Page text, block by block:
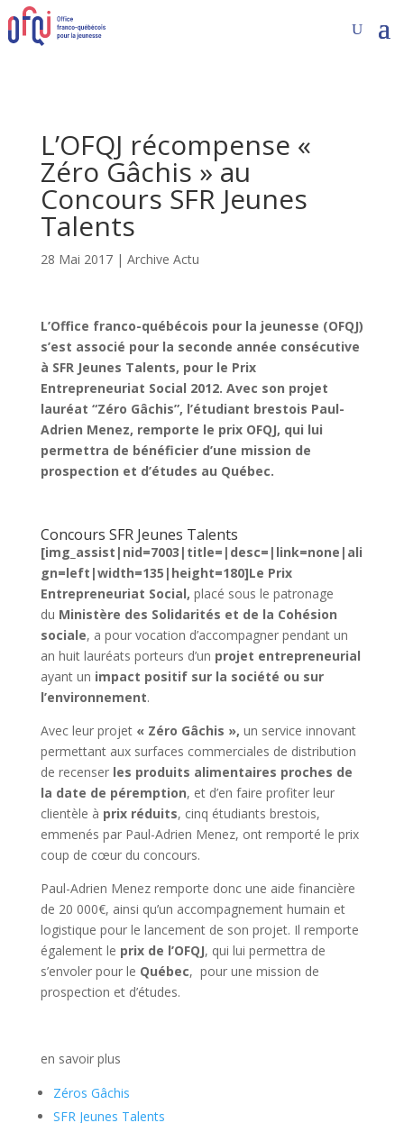
L’OFQJ récompense «
Zéro Gâchis » au
Concours SFR Jeunes
Talents
28 Mai 2017| Archive Actu
L’Office franco-québécois pour la jeunesse (OFQJ)
s’est associé pour la seconde année consécutive
à SFR Jeunes Talents, pour le Prix
Entrepreneuriat Social 2012. Avec son projet
lauréat “Zéro Gâchis”, l’étudiant brestois Paul-
Adrien Menez, remporte le prix OFQJ, qui lui
permettra de bénéficier d’une mission de
prospection et d’études au Québec.
Concours SFR Jeunes Talents
[img_assist|nid=7003|title=|desc=|link=none|ali
gn=left|width=135|height=180]Le Prix
Entrepreneuriat Social, placé sous le patronage
du Ministère des Solidarités et de la Cohésion
sociale, a pour vocation d’accompagner pendant un
an huit lauréats porteurs d’un projet entrepreneurial
ayant un impact positif sur la société ou sur
l’environnement.
Avec leur projet « Zéro Gâchis », un service innovant
permettant aux surfaces commerciales de distribution
de recenser les produits alimentaires proches de
la date de péremption, et d’en faire profiter leur
clientèle à prix réduits, cinq étudiants brestois,
emmenés par Paul-Adrien Menez, ont remporté le prix
coup de cœur du concours.
Paul-Adrien Menez remporte donc une aide financière
de 20 000€, ainsi qu’un accompagnement humain et
logistique pour le lancement de son projet. Il remporte
également le prix de l’OFQJ, qui lui permettra de
s’envoler pour le Québec, pour une mission de
prospection et d’études.
en savoir plus
Zéros Gâchis
SFR Jeunes Talents